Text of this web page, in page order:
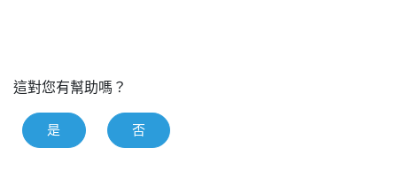
這對您有幫助嗎？
是 否